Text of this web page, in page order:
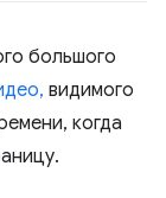
большого
видимого
когда